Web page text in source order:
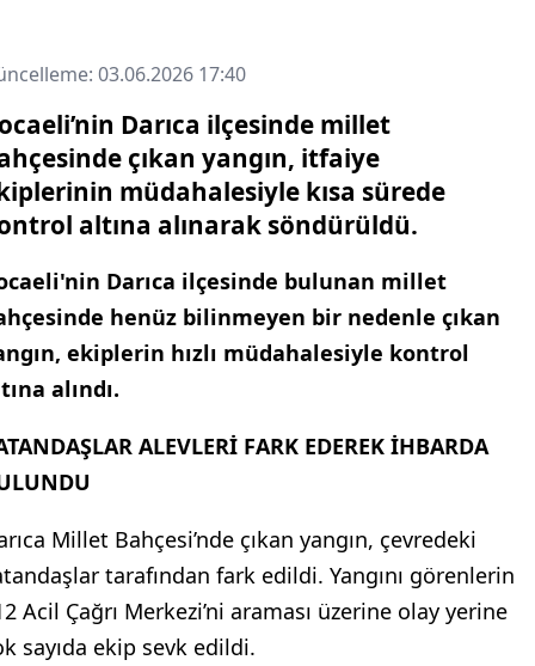
03.06.2026 17:40
Darıca ilçesinde millet
çıkan yangın, itfaiye
müdahalesiyle kısa sürede
altına alınarak söndürüldü.
Darıca ilçesinde bulunan millet
henüz bilinmeyen bir nedenle çıkan
ekiplerin hızlı müdahalesiyle kontrol
alındı.
ALEVLERİ FARK EDEREK İHBARDA
Millet Bahçesi’nde çıkan yangın, çevredeki
tarafından fark edildi. Yangını görenlerin
Acil Çağrı Merkezi’ni araması üzerine olay yerine
sayıda ekip sevk edildi.